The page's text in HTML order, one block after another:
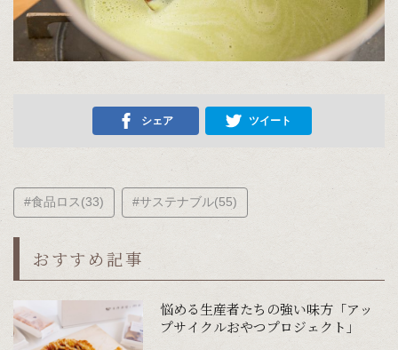
シェア ツイート
#食品ロス(33) #サステナブル(55)
おすすめ記事
悩める生産者たちの強い味方「アッ
プサイクルおやつプロジェクト」